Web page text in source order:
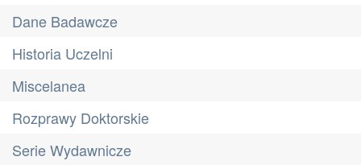
Dane Badawcze
Historia Uczelni
Miscelanea
Rozprawy Doktorskie
Serie Wydawnicze